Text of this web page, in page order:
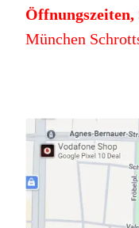
Öffnungszeiten,
München